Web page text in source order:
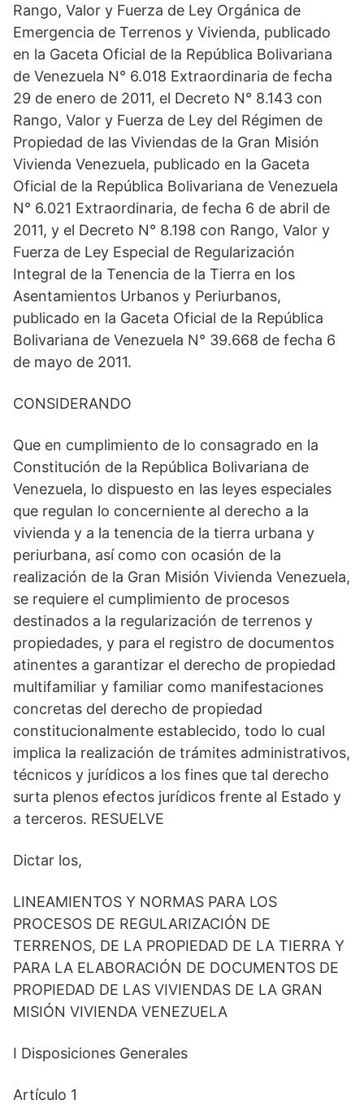
Rango, Valor y Fuerza de Ley Orgánica de
Emergencia de Terrenos y Vivienda, publicado
en la Gaceta Oficial de la República Bolivariana
de Venezuela N° 6.018 Extraordinaria de fecha
29 de enero de 2011, el Decreto N° 8.143 con
Rango, Valor y Fuerza de Ley del Régimen de
Propiedad de las Viviendas de la Gran Misión
Vivienda Venezuela, publicado en la Gaceta
Oficial de la República Bolivariana de Venezuela
N° 6.021 Extraordinaria, de fecha 6 de abril de
2011, y el Decreto N° 8.198 con Rango, Valor y
Fuerza de Ley Especial de Regularización
Integral de la Tenencia de la Tierra en los
Asentamientos Urbanos y Periurbanos,
publicado en la Gaceta Oficial de la República
Bolivariana de Venezuela N° 39.668 de fecha 6
de mayo de 2011.
CONSIDERANDO
Que en cumplimiento de lo consagrado en la
Constitución de la República Bolivariana de
Venezuela, lo dispuesto en las leyes especiales
que regulan lo concerniente al derecho a la
vivienda y a la tenencia de la tierra urbana y
periurbana, así como con ocasión de la
realización de la Gran Misión Vivienda Venezuela,
se requiere el cumplimiento de procesos
destinados a la regularización de terrenos y
propiedades, y para el registro de documentos
atinentes a garantizar el derecho de propiedad
multifamiliar y familiar como manifestaciones
concretas del derecho de propiedad
constitucionalmente establecido, todo lo cual
implica la realización de trámites administrativos,
técnicos y jurídicos a los fines que tal derecho
surta plenos efectos jurídicos frente al Estado y
a terceros. RESUELVE
Dictar los,
LINEAMIENTOS Y NORMAS PARA LOS
PROCESOS DE REGULARIZACIÓN DE
TERRENOS, DE LA PROPIEDAD DE LA TIERRA Y
PARA LA ELABORACIÓN DE DOCUMENTOS DE
PROPIEDAD DE LAS VIVIENDAS DE LA GRAN
MISIÓN VIVIENDA VENEZUELA
I Disposiciones Generales
Artículo 1